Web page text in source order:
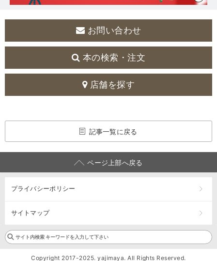
お問い合わせ
本の検索・注文
店舗を探す
記事一覧に戻る
ページ上部へ戻る
プライバシーポリシー
サイトマップ
Copyright 2017-2025. yajimaya. All Rights Reserved.